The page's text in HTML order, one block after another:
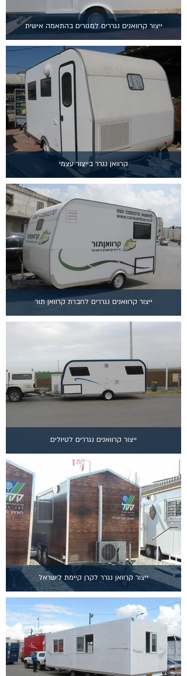
ייצור קרוואנים נגררים למגורים בהתאמה אישית
קרוואן נגרר בייצור עצמי
ייצור קרוואנים נגררים לחברת קרוואן תור
ייצור קרוואנים נגררים לטיולים
ייצור קרוואן נגרר לקרן קיימת לישראל